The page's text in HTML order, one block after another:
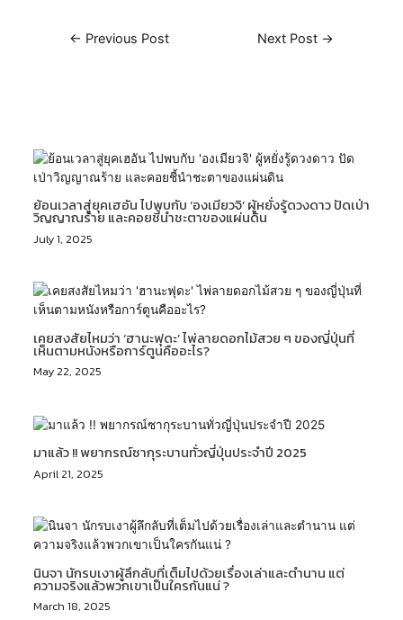
← Previous Post Next Post →
ย้อนเวลาสู่ยุคเฮอัน ไปพบกับ ‘องเมียวจิ’ ผู้หยั่งรู้ดวงดาว ปัดเป่า
วิญญาณร้าย และคอยชี้นำชะตาของแผ่นดิน
July 1, 2025
เคยสงสัยไหมว่า ‘ฮานะฟุดะ’ ไพ่ลายดอกไม้สวย ๆ ของญี่ปุ่นที่
เห็นตามหนังหรือการ์ตูนคืออะไร?
May 22, 2025
มาแล้ว !! พยากรณ์ซากุระบานทั่วญี่ปุ่นประจำปี 2025
April 21, 2025
นินจา นักรบเงาผู้ลึกลับที่เต็มไปด้วยเรื่องเล่าและตำนาน แต่
ความจริงแล้วพวกเขาเป็นใครกันแน่ ?
March 18, 2025